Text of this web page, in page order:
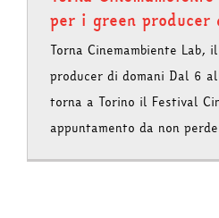
per i green producer
Torna Cinemambiente Lab,
producer di domani Dal 6
torna a Torino il Festival
appuntamento da non